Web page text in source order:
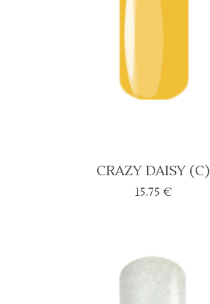
CRAZY DAISY (C)
15.75 €